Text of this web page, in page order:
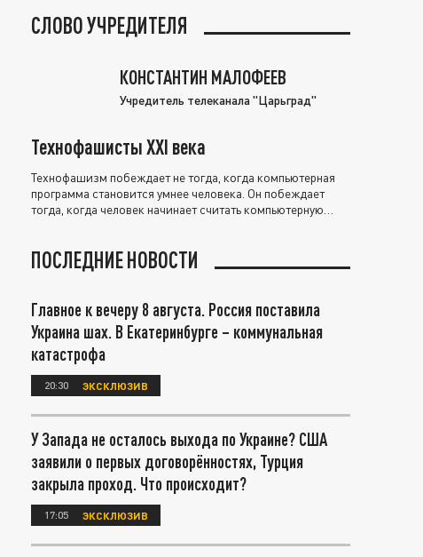
СЛОВО УЧРЕДИТЕЛЯ
КОНСТАНТИН МАЛОФЕЕВ
Учредитель телеканала "Царьград"
Технофашисты XXI века
Технофашизм побеждает не тогда, когда компьютерная
программа становится умнее человека. Он побеждает
тогда, когда человек начинает считать компьютерную
ПОСЛЕДНИЕ НОВОСТИ
Главное к вечеру 8 августа. Россия поставила
Украина шах. В Екатеринбурге – коммунальная
катастрофа
20:30 ЭКСКЛЮЗИВ
У Запада не осталось выхода по Украине? США
заявили о первых договорённостях, Турция
закрыла проход. Что происходит?
17:05 ЭКСКЛЮЗИВ